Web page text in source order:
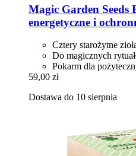
Magic Garden Seeds
energetyczne i
Cztery starożytne
Do magicznych
Pokarm dla
59,00 zł
Dostawa do 10 sierpnia